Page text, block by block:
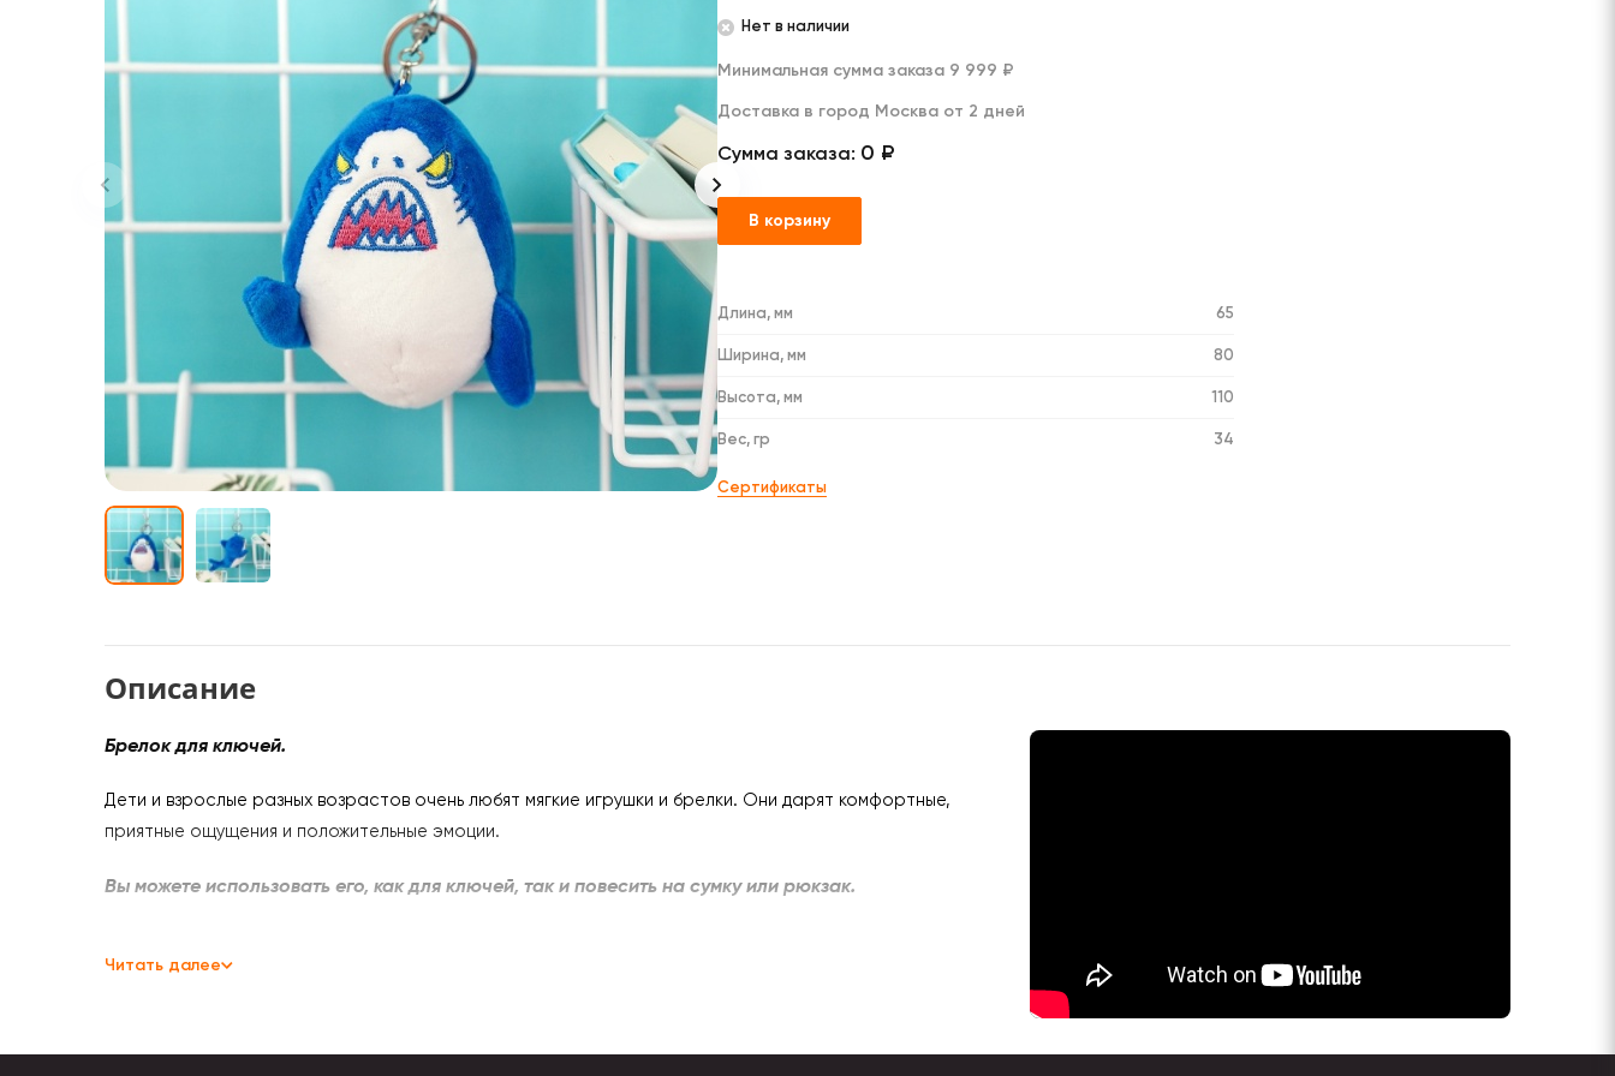
Нет в наличии
Минимальная сумма заказа 9 999 ₽
Доставка в город Москва от 2 дней
Сумма заказа: 0 ₽
В корзину
Длина, мм 65
Ширина, мм 80
Высота, мм 110
Вес, гр 34
Сертификаты
Описание
Брелок для ключей.
Дети и взрослые разных возрастов очень любят мягкие игрушки и брелки. Они дарят комфортные,
приятные ощущения и положительные эмоции.
Вы можете использовать его, как для ключей, так и повесить на сумку или рюкзак.
Читать далее